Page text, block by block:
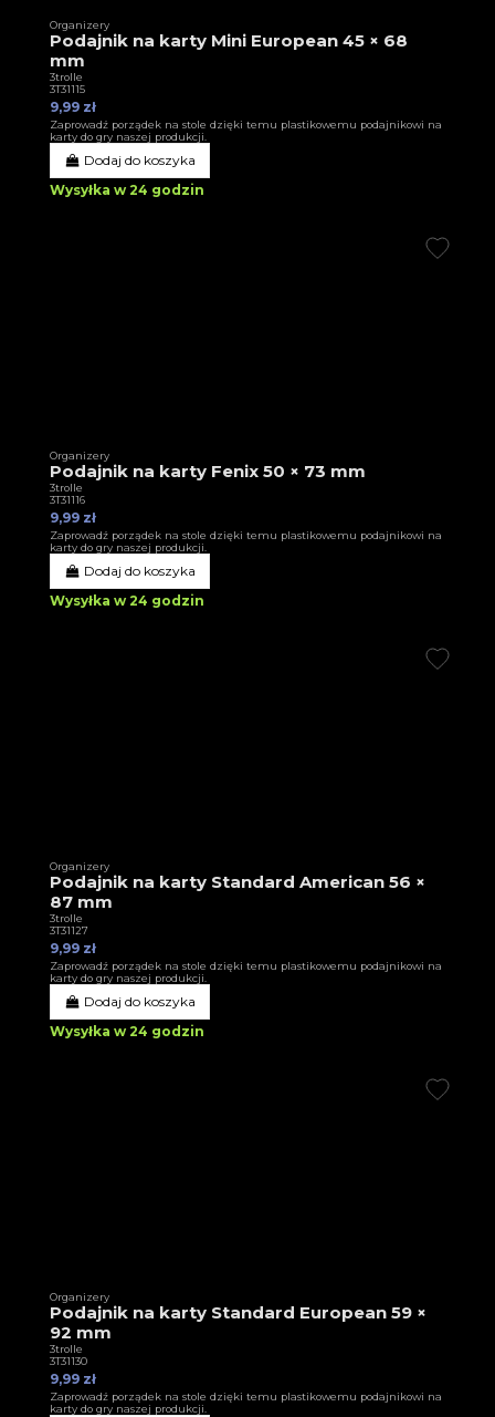
Organizery
Podajnik na karty Mini European 45 × 68
mm
3trolle
3T31115
9,99 zł
Zaprowadź porządek na stole dzięki temu plastikowemu podajnikowi na
karty do gry naszej produkcji.
Dodaj do koszyka
Wysyłka w 24 godzin
Organizery
Podajnik na karty Fenix 50 × 73 mm
3trolle
3T31116
9,99 zł
Zaprowadź porządek na stole dzięki temu plastikowemu podajnikowi na
karty do gry naszej produkcji.
Dodaj do koszyka
Wysyłka w 24 godzin
Organizery
Podajnik na karty Standard American 56 ×
87 mm
3trolle
3T31127
9,99 zł
Zaprowadź porządek na stole dzięki temu plastikowemu podajnikowi na
karty do gry naszej produkcji.
Dodaj do koszyka
Wysyłka w 24 godzin
Organizery
Podajnik na karty Standard European 59 ×
92 mm
3trolle
3T31130
9,99 zł
Zaprowadź porządek na stole dzięki temu plastikowemu podajnikowi na
karty do gry naszej produkcji.